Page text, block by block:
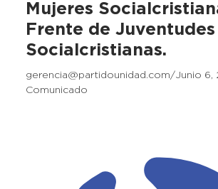
Mujeres
Frente de Juventudes
Socialcristianas.
gerencia@partidounidad.com
Junio 6,
Comunicado